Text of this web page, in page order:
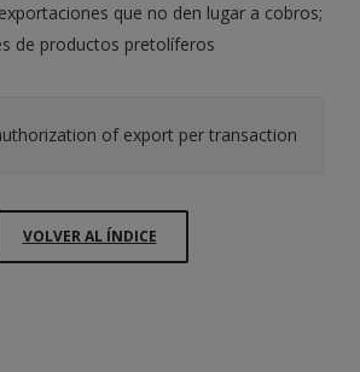
que no den lugar a cobros;
de productos pretolíferos
of export per transaction
VOLVER AL ÍNDICE